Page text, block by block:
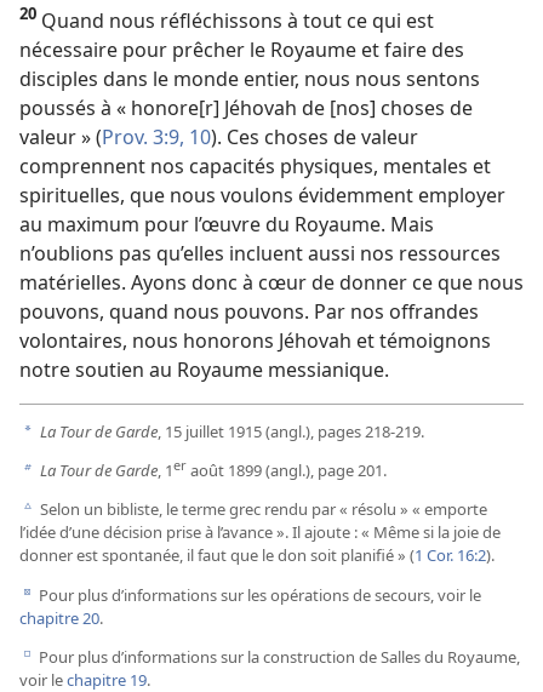
20 Quand nous réfléchissons à tout ce qui est
nécessaire pour prêcher le Royaume et faire des
disciples dans le monde entier, nous nous sentons
poussés à « honore[r] Jéhovah de [nos] choses de
valeur » (Prov. 3:9, 10). Ces choses de valeur
comprennent nos capacités physiques, mentales et
spirituelles, que nous voulons évidemment employer
au maximum pour l’œuvre du Royaume. Mais
n’oublions pas qu’elles incluent aussi nos ressources
matérielles. Ayons donc à cœur de donner ce que nous
pouvons, quand nous pouvons. Par nos offrandes
volontaires, nous honorons Jéhovah et témoignons
notre soutien au Royaume messianique.
a La Tour de Garde, 15 juillet 1915 (angl.), pages 218-219.
b La Tour de Garde, 1er août 1899 (angl.), page 201.
c Selon un bibliste, le terme grec rendu par « résolu » « emporte
l’idée d’une décision prise à l’avance ». Il ajoute : « Même si la joie de
donner est spontanée, il faut que le don soit planifié » (1 Cor. 16:2).
d Pour plus d’informations sur les opérations de secours, voir le
chapitre 20.
e Pour plus d’informations sur la construction de Salles du Royaume,
voir lechapitre 19.